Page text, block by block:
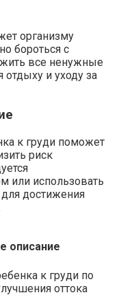
организму
бороться с
все ненужные
и уходу за
к груди поможет
риск
или использовать
достижения
описание
к груди по
оттока